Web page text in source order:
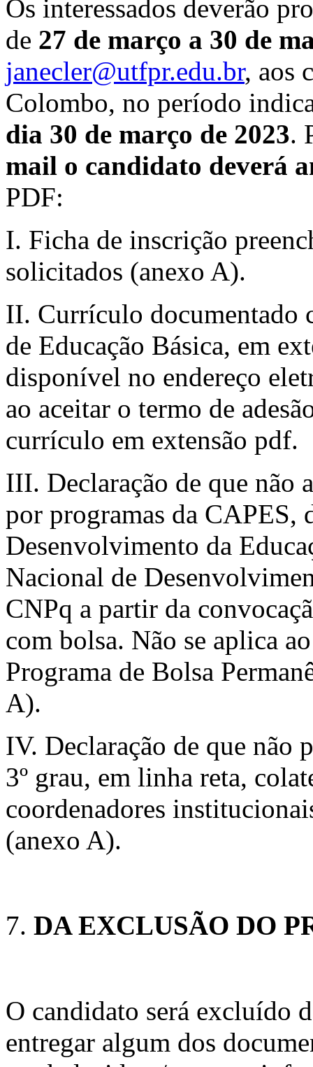
Os interessados deverão
de 27 de março a 30 de
janecler@utfpr.edu.br, aos
Colombo, no período
dia 30 de março de 2023.
mail o candidato deverá
PDF:
I. Ficha de inscrição
solicitados (anexo A).
II. Currículo documentado
de Educação Básica, em
disponível no endereço
ao aceitar o termo de
currículo em extensão pdf.
III. Declaração de que não
por programas da CAPES,
Desenvolvimento da
Nacional de
CNPq a partir da
com bolsa. Não se aplica
Programa de Bolsa
A).
IV. Declaração de que não
3º grau, em linha reta,
coordenadores
(anexo A).
DA EXCLUSÃO DO
O candidato será excluído
entregar algum dos